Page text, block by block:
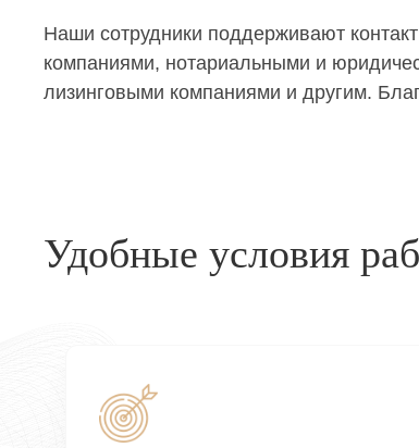
Наши сотрудники поддерживают
компаниями, нотариальными и
лизинговыми компаниями и другим.
Удобные условия